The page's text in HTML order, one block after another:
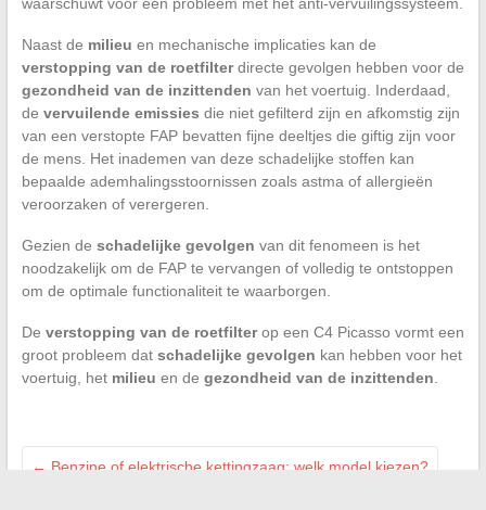
Naast de milieu en mechanische implicaties kan de
verstopping van de roetfilterdirecte gevolgen hebben voor de
gezondheid van de inzittenden van het voertuig. Inderdaad,
de vervuilende emissies die niet gefilterd zijn en afkomstig zijn
van een verstopte FAP bevatten fijne deeltjes die giftig zijn voor
de mens. Het inademen van deze schadelijke stoffen kan
bepaalde ademhalingsstoornissen zoals astma of allergieën
veroorzaken of verergeren.
Gezien de schadelijke gevolgen van dit fenomeen is het
noodzakelijk om de FAP te vervangen of volledig te ontstoppen
om de optimale functionaliteit te waarborgen.
De verstopping van de roetfilterop een C4 Picasso vormt een
groot probleem dat schadelijke gevolgen kan hebben voor het
voertuig, het milieu en de gezondheid van de inzittenden
← Benzine of elektrische kettingzaag: welk model kiezen?